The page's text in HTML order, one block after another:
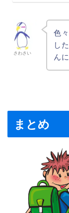
さわさい
色
し
ん
まとめ